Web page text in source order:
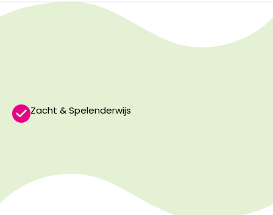
Zacht & Spelenderwijs